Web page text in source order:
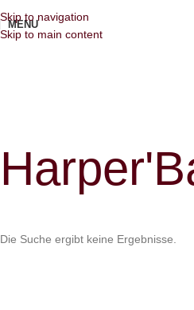
Skip to navigation
Skip to main content
MENU
Die Suche ergibt keine Ergebnisse.